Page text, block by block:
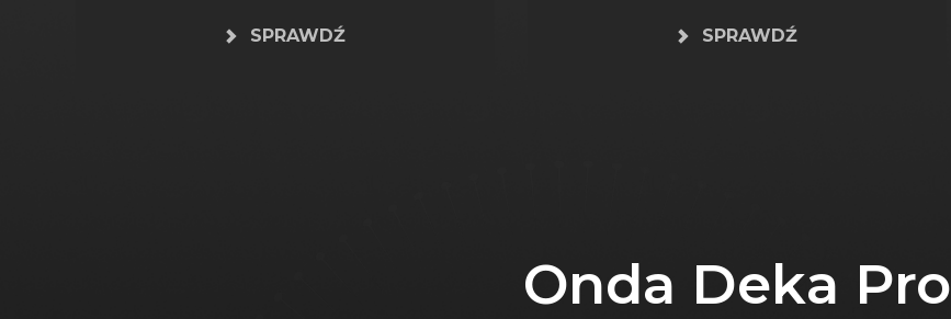
SPRAWDŹ SPRAWDŹ
Onda Deka Pro